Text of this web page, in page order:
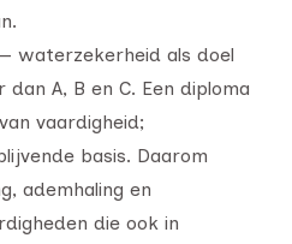
waterzekerheid als doel
A, B en C. Een diploma
vaardigheid;
basis. Daarom
ademhaling en
die ook in